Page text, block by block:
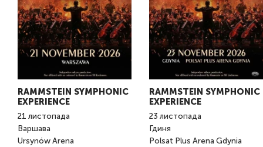
RAMMSTEIN SYMPHONIC
EXPERIENCE
21 листопада
Варшава
Ursynów Arena
RAMMSTEIN SYMPHONIC
EXPERIENCE
23 листопада
Гдиня
Polsat Plus Arena Gdynia